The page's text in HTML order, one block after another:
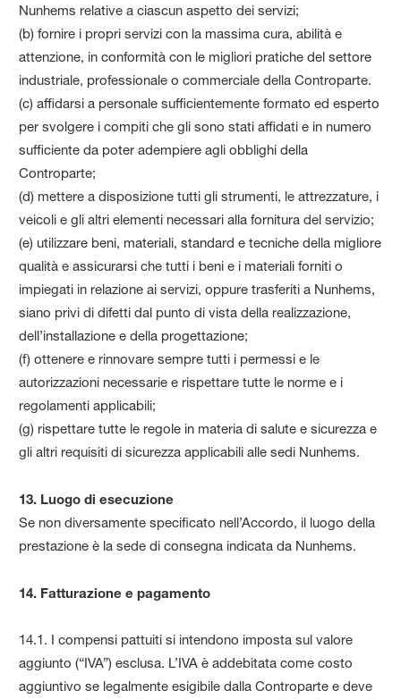
Nunhems relative a ciascun aspetto dei servizi;
(b) fornire i propri servizi con la massima cura, abilità e
attenzione, in conformità con le migliori pratiche del settore
industriale, professionale o commerciale della Controparte.
(c) affidarsi a personale sufficientemente formato ed esperto
per svolgere i compiti che gli sono stati affidati e in numero
sufficiente da poter adempiere agli obblighi della
Controparte;
(d) mettere a disposizione tutti gli strumenti, le attrezzature, i
veicoli e gli altri elementi necessari alla fornitura del servizio;
(e) utilizzare beni, materiali, standard e tecniche della migliore
qualità e assicurarsi che tutti i beni e i materiali forniti o
impiegati in relazione ai servizi, oppure trasferiti a Nunhems,
siano privi di difetti dal punto di vista della realizzazione,
dell’installazione e della progettazione;
(f) ottenere e rinnovare sempre tutti i permessi e le
autorizzazioni necessarie e rispettare tutte le norme e i
regolamenti applicabili;
(g) rispettare tutte le regole in materia di salute e sicurezza e
gli altri requisiti di sicurezza applicabili alle sedi Nunhems.
13. Luogo di esecuzione
Se non diversamente specificato nell’Accordo, il luogo della
prestazione è la sede di consegna indicata da Nunhems.
14. Fatturazione e pagamento
14.1. I compensi pattuiti si intendono imposta sul valore
aggiunto (“IVA”) esclusa. L’IVA è addebitata come costo
aggiuntivo se legalmente esigibile dalla Controparte e deve